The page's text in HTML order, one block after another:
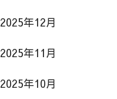
2025年12月
2025年11月
2025年10月